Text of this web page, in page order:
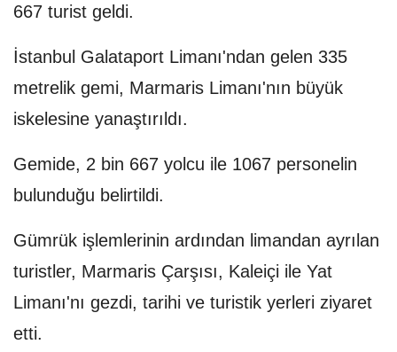
667 turist geldi.
İstanbul Galataport Limanı'ndan gelen 335
metrelik gemi, Marmaris Limanı'nın büyük
iskelesine yanaştırıldı.
Gemide, 2 bin 667 yolcu ile 1067 personelin
bulunduğu belirtildi.
Gümrük işlemlerinin ardından limandan ayrılan
turistler, Marmaris Çarşısı, Kaleiçi ile Yat
Limanı'nı gezdi, tarihi ve turistik yerleri ziyaret
etti.